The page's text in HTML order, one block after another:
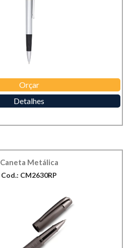
Orçar
Detalhes
Caneta Metálica
Cod.: CM2630RP